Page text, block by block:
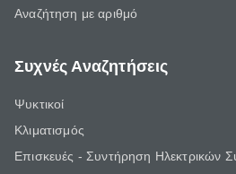
Αναζήτηση με αριθμό
Συχνές Αναζητήσεις
Ψυκτικοί
Κλιματισμός
Επισκευές - Συντήρηση Ηλεκτρικών